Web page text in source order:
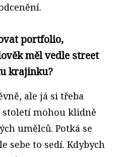
portfolio,
měl vedle street
krajinku?
ale já si třeba
století mohou klidně
umělců. Potká se
sebe to sedí. Kdybych